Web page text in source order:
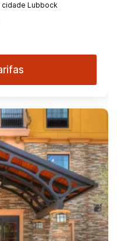
cidade Lubbock